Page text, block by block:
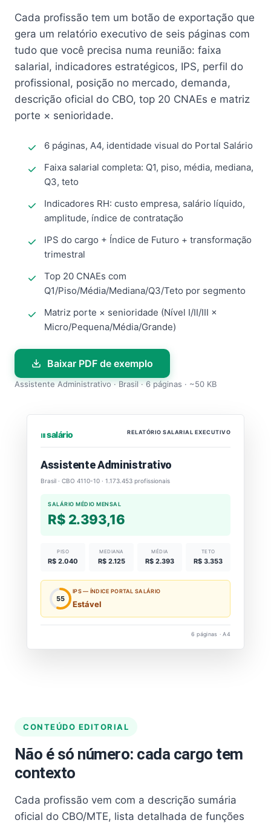
Cada profissão tem um botão de exportação que
gera um relatório executivo de seis páginas com
tudo que você precisa numa reunião: faixa
salarial, indicadores estratégicos, IPS, perfil do
profissional, posição no mercado, demanda,
descrição oficial do CBO, top 20 CNAEs e matriz
porte × senioridade.
6 páginas, A4, identidade visual do Portal Salário
Faixa salarial completa: Q1, piso, média, mediana,
Q3, teto
Indicadores RH: custo empresa, salário líquido,
amplitude, índice de contratação
IPS do cargo + Índice de Futuro + transformação
trimestral
Top 20 CNAEs com
Q1/Piso/Média/Mediana/Q3/Teto por segmento
Matriz porte × senioridade (Nível I/II/III ×
Micro/Pequena/Média/Grande)
Baixar PDF de exemplo
Assistente Administrativo · Brasil · 6 páginas · ~50 KB
⏐⏐⏐ salário RELATÓRIO SALARIAL EXECUTIVO
Assistente Administrativo
Brasil · CBO 4110-10 · 1.173.453 profissionais
SALÁRIO MÉDIO MENSAL
R$ 2.393,16
PISO
R$ 2.040
MEDIANA
R$ 2.125
MÉDIA
R$ 2.393
TETO
R$ 3.353
55
IPS — ÍNDICE PORTAL SALÁRIO
Estável
6 páginas · A4
CONTEÚDO EDITORIAL
Não é só número: cada cargo tem
contexto
Cada profissão vem com a descrição sumária
oficial do CBO/MTE, lista detalhada de funções